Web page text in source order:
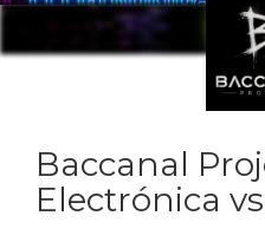
Baccanal
Electrónica